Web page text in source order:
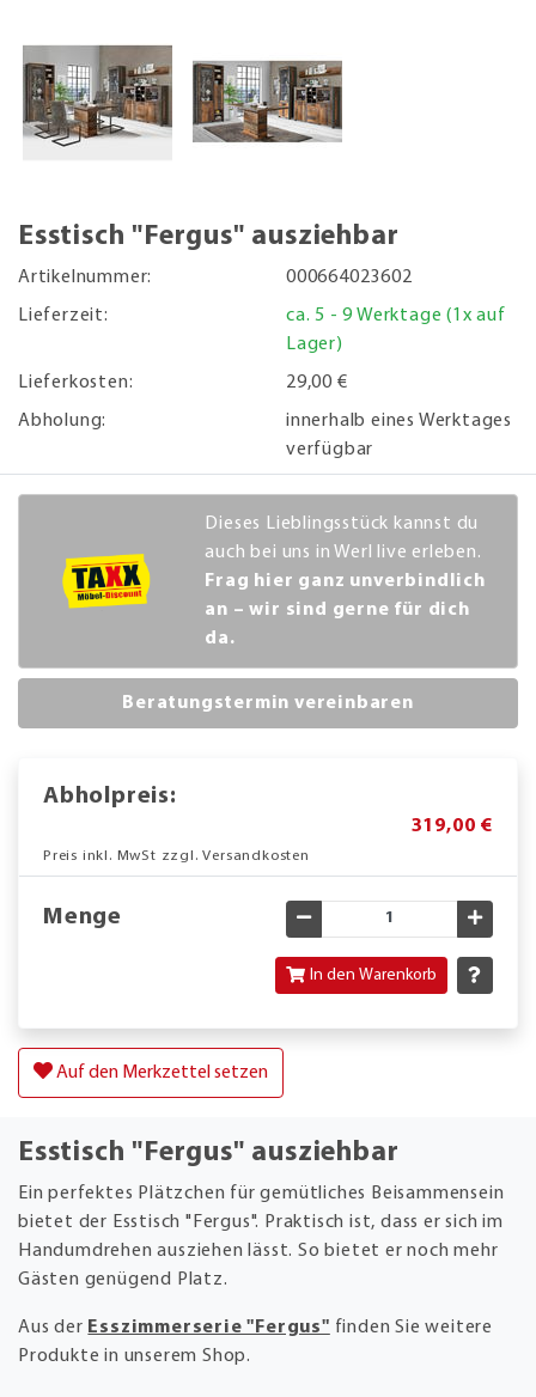
Esstisch "Fergus" ausziehbar
Artikelnummer:
000664023602
Lieferzeit:
ca. 5 - 9 Werktage (1x auf
Lager)
Lieferkosten:
29,00 €
Abholung:
innerhalb eines Werktages
verfügbar
Dieses Lieblingsstück kannst du
auch bei uns in Werl live erleben.
Frag hier ganz unverbindlich
an – wir sind gerne für dich
da.
Beratungstermin vereinbaren
Abholpreis:
319,00 €
Preis inkl. MwSt zzgl. Versandkosten
Menge Gewünschte Menge
In den Warenkorb
Auf den Merkzettel setzen
Esstisch "Fergus" ausziehbar
Ein perfektes Plätzchen für gemütliches Beisammensein
bietet der Esstisch "Fergus". Praktisch ist, dass er sich im
Handumdrehen ausziehen lässt. So bietet er noch mehr
Gästen genügend Platz.
Aus der Esszimmerserie "Fergus" finden Sie weitere
Produkte in unserem Shop.